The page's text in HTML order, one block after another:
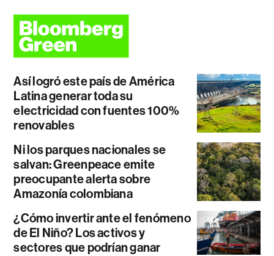
Así logró este país de América
Latina generar toda su
electricidad con fuentes 100%
renovables
Ni los parques nacionales se
salvan: Greenpeace emite
preocupante alerta sobre
Amazonía colombiana
¿Cómo invertir ante el fenómeno
de El Niño? Los activos y
sectores que podrían ganar